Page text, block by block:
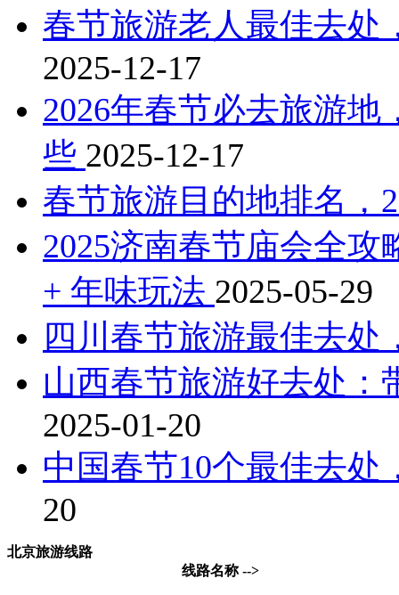
春节旅游老人最佳去处
2025-12-17
2026年春节必去旅游地
些 2025-12-17
春节旅游目的地排名，
2025济南春节庙会全攻
+ 年味玩法 2025-05-29
四川春节旅游最佳去
山西春节旅游好去处：
2025-01-20
中国春节10个最佳去
20
北京旅游线路
线路名称 -->